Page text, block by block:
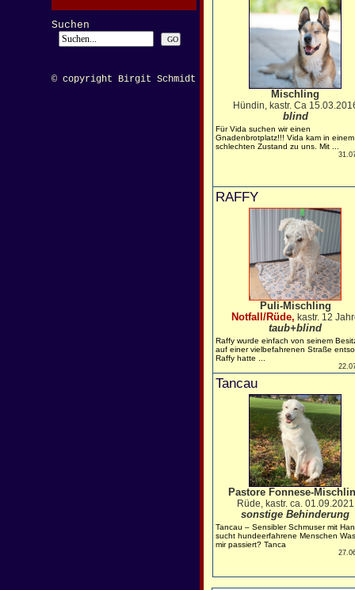
Suchen
© copyright Birgit Schmidt
Mischling
Hündin, kastr. Ca
blind
Für Vida suchen wir einen
Gnadenbrotplatz!!! Vida kam in
schlechten Zustand zu uns. Mit ...
RAFFY
Puli-Mischling
Notfall/Rüde, kastr. 12
taub+blind
Raffy wurde einfach von seinem
auf einer vielbefahrenen Straße
Raffy hatte ...
Tancau
Pastore Fonnese-
Rüde, kastr. ca. 01.09.2021
sonstige Behinderung
Tancau – Sensibler Schmuser mit
sucht hundeerfahrene Menschen
mir passiert? Tanca